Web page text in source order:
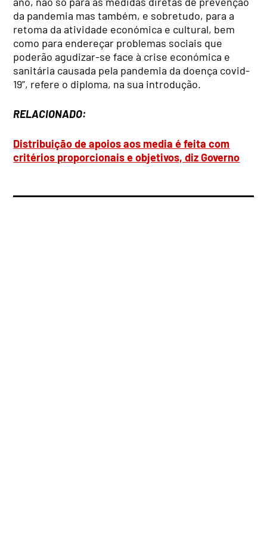
da pandemia mas também, e sobretudo, para a
retoma da atividade económica e cultural, bem
como para endereçar problemas sociais que
poderão agudizar-se face à crise económica e
sanitária causada pela pandemia da doença covid-
19”, refere o diploma, na sua introdução.
RELACIONADO:
Distribuição de apoios aos media é feita com
critérios proporcionais e objetivos, diz Governo